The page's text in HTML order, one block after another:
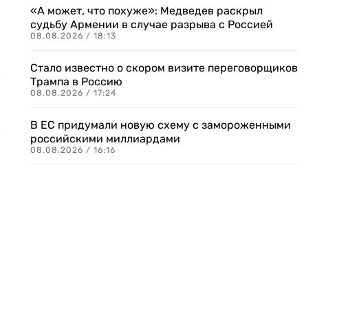
«А может, что похуже»: Медведев раскрыл
судьбу Армении в случае разрыва с Россией
08.08.2026 / 18:13
Стало известно о скором визите переговорщиков
Трампа в Россию
08.08.2026 / 17:24
В ЕС придумали новую схему с замороженными
российскими миллиардами
08.08.2026 / 16:16